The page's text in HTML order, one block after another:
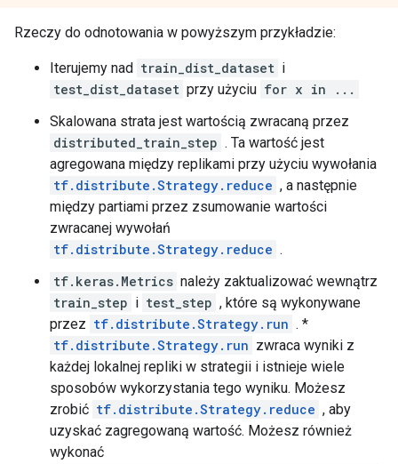
Rzeczy do odnotowania w powyższym przykładzie:
Iterujemy nad train_dist_dataset i
test_dist_dataset przy użyciu for x in ...
Skalowana strata jest wartością zwracaną przez
distributed_train_step . Ta wartość jest
agregowana między replikami przy użyciu wywołania
tf.distribute.Strategy.reduce , a następnie
między partiami przez zsumowanie wartości
zwracanej wywołań
tf.distribute.Strategy.reduce .
tf.keras.Metrics należy zaktualizować wewnątrz
train_step i test_step , które są wykonywane
przez tf.distribute.Strategy.run . *
tf.distribute.Strategy.run zwraca wyniki z
każdej lokalnej repliki w strategii i istnieje wiele
sposobów wykorzystania tego wyniku. Możesz
zrobić tf.distribute.Strategy.reduce , aby
uzyskać zagregowaną wartość. Możesz również
wykonać